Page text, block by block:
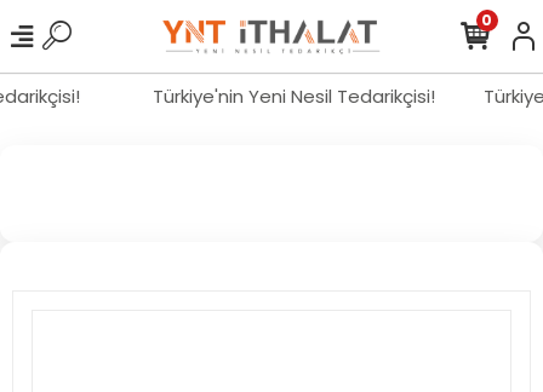
Türkiye'nin Yeni Nesil Tedarikçisi!
0